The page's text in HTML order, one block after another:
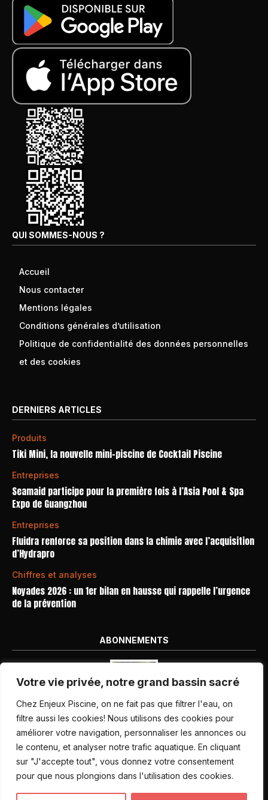
Votre vie privée, notre grand bassin sacré
Chez Enjeux Piscine, on ne fait pas que filtrer l'eau, on
filtre aussi les cookies! Nous utilisons des cookies pour
améliorer votre navigation, personnaliser les annonces ou
le contenu, et analyser notre trafic aquatique. En cliquant
sur "J'accepte tout", vous donnez votre consentement
pour que nous plongions dans l'utilisation des cookies.
QUI SOMMES-NOUS ?
Accueil
Nous contacter
Mentions légales
Conditions générales d’utilisation
Politique de confidentialité des données personnelles
et des cookies
DERNIERS ARTICLES
Produits
Tiki Mini, la nouvelle mini-piscine de Cocktail Piscine
Entreprises
Seamaid participe pour la première fois à l’Asia Pool & Spa
Expo de Guangzhou
Entreprises
Fluidra renforce sa position dans la chimie avec l’acquisition
d’Hydrapro
Chiffres et analyses
Noyades 2026 : un 1er bilan en hausse qui rappelle l’urgence
de la prévention
ABONNEMENTS
Nos dernières parutions
Abonnement magazine
Inscription newsletter